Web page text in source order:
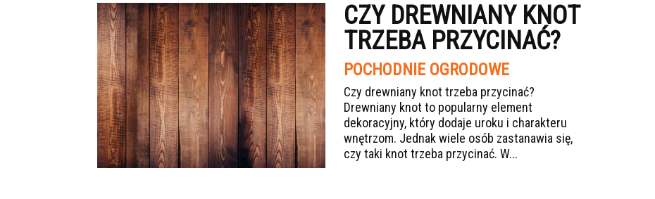
CZY DREWNIANY KNOT
TRZEBA PRZYCINAĆ?
POCHODNIE OGRODOWE
Czy drewniany knot trzeba przycinać?
Drewniany knot to popularny element
dekoracyjny, który dodaje uroku i charakteru
wnętrzom. Jednak wiele osób zastanawia się,
czy taki knot trzeba przycinać. W...